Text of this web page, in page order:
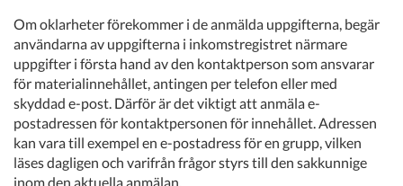
Om oklarheter förekommer i de anmälda uppgifterna, begär
användarna av uppgifterna i inkomstregistret närmare
uppgifter i första hand av den kontaktperson som ansvarar
för materialinnehållet, antingen per telefon eller med
skyddad e-post. Därför är det viktigt att anmäla e-
postadressen för kontaktpersonen för innehållet. Adressen
kan vara till exempel en e-postadress för en grupp, vilken
läses dagligen och varifrån frågor styrs till den sakkunnige
inom den aktuella anmälan.